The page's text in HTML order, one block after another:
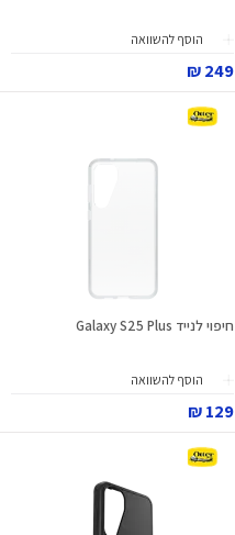
הוסף להשוואה
249 ₪
חיפוי לנייד Galaxy S25 Plus
הוסף להשוואה
129 ₪